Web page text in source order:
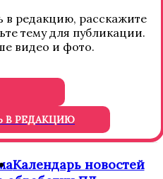
в редакцию, расскажите
тему для публикации.
видео и фото.
В РЕДАКЦИЮ
Календарь новостей